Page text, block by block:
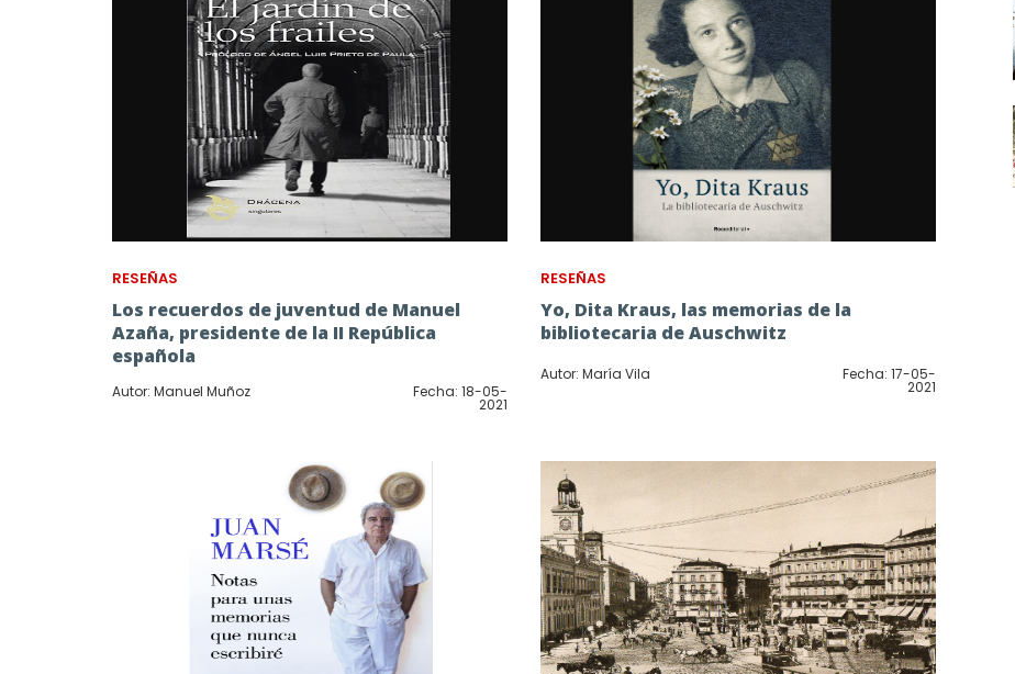
RESEÑAS
Los recuerdos de juventud de Manuel
Azaña, presidente de la II República
española
Autor: Manuel Muñoz Fecha: 18-05-
2021
RESEÑAS
Yo, Dita Kraus, las memorias de la
bibliotecaria de Auschwitz
Autor: María Vila Fecha: 17-05-
2021